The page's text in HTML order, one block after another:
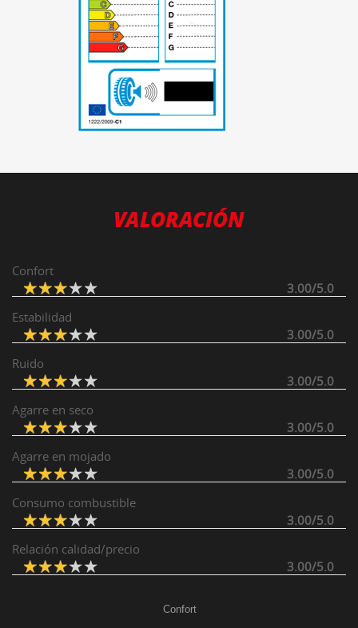
VALORACIÓN
Confort
3.00/5.0
Estabilidad
3.00/5.0
Ruido
3.00/5.0
Agarre en seco
3.00/5.0
Agarre en mojado
3.00/5.0
Consumo combustible
3.00/5.0
Relación calidad/precio
3.00/5.0
Confort